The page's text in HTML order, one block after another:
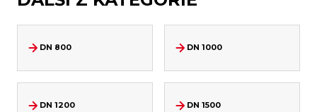
DN 800 DN 1000
DN 1200 DN 1500